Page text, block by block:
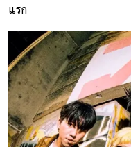
แรก